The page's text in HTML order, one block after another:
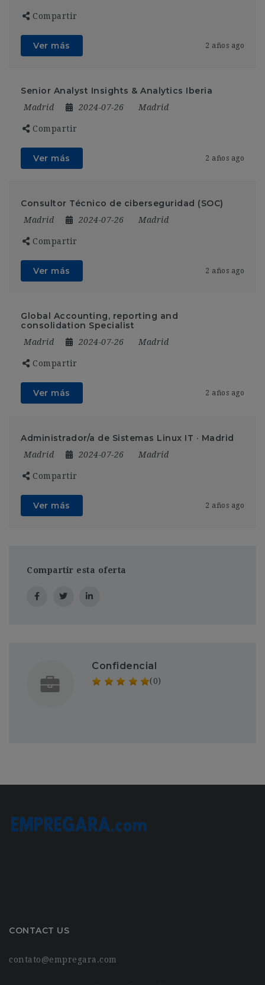
Compartir
Ver más 2 años ago
Senior Analyst Insights & Analytics Iberia
Madrid 2024-07-26 Madrid
Compartir
Ver más 2 años ago
Consultor Técnico de ciberseguridad (SOC)
Madrid 2024-07-26 Madrid
Compartir
Ver más 2 años ago
Global Accounting, reporting and
consolidation Specialist
Madrid 2024-07-26 Madrid
Compartir
Ver más 2 años ago
Administrador/a de Sistemas Linux IT · Madrid
Madrid 2024-07-26 Madrid
Compartir
Ver más 2 años ago
Compartir esta oferta
Confidencial
(0)
CONTACT US
contato@empregara.com